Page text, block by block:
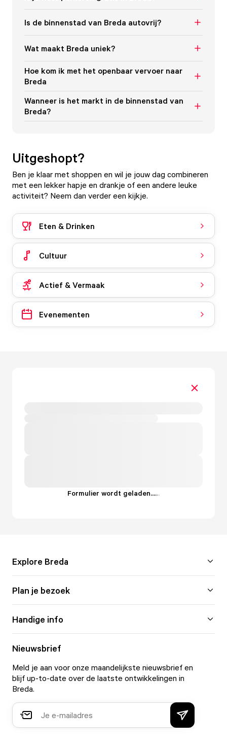
Is de binnenstad van Breda autovrij?
Wat maakt Breda uniek?
Hoe kom ik met het openbaar vervoer naar
Breda
Wanneer is het markt in de binnenstad van
Breda?
Uitgeshopt?
Ben je klaar met shoppen en wil je jouw dag combineren
met een lekker hapje en drankje of een andere leuke
activiteit? Neem dan verder een kijkje.
Eten & Drinken
Cultuur
Actief & Vermaak
Evenementen
Formulier wordt geladen......
Explore Breda
Plan je bezoek
Handige info
Nieuwsbrief
Meld je aan voor onze maandelijkste nieuwsbrief en
blijf up-to-date over de laatste ontwikkelingen in
Breda.